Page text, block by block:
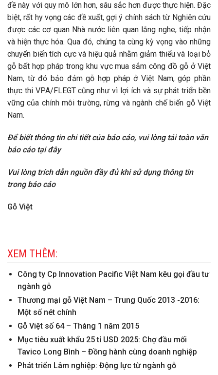
đề này với quy mô lớn hơn, sâu sắc hơn được thực hiện. Đặc
biệt, rất hy vọng các đề xuất, gợi ý chính sách từ Nghiên cứu
được các cơ quan Nhà nước liên quan lắng nghe, tiếp nhận
và hiện thực hóa. Qua đó, chúng ta cùng kỳ vọng vào những
chuyển biến tích cực và hiệu quả nhằm giảm thiểu và loại bỏ
gỗ bất hợp pháp trong khu vực mua sắm công đồ gỗ ở Việt
Nam, từ đó bảo đảm gỗ hợp pháp ở Việt Nam, góp phần
thực thi VPA/FLEGT cũng như vì lợi ích và sự phát triển bền
vững của chính môi trường, rừng và ngành chế biến gỗ Việt
Nam.
Để biết thông tin chi tiết của báo cáo, vui lòng tải toàn văn
báo cáo tại đây
Vui lòng trích dẫn nguồn đầy đủ khi sử dụng thông tin
trong báo cáo
Gỗ Việt
XEM THÊM:
Công ty Cp Innovation Pacific Việt Nam kêu gọi đầu tư
ngành gỗ
Thương mại gỗ Việt Nam – Trung Quốc 2013 -2016:
Một số nét chính
Gỗ Việt số 64 – Tháng 1 năm 2015
Mục tiêu xuất khẩu 25 tỉ USD 2025: Chợ đầu mối
Tavico Long Bình – Đồng hành cùng doanh nghiệp
Phát triển Lâm nghiệp: Động lực từ ngành gỗ